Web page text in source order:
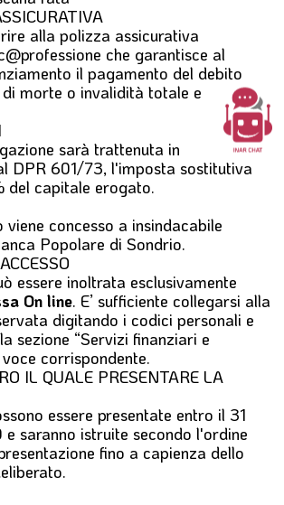
alla polizza assicurativa
che garantisce al
il pagamento del debito
morte o invalidità totale e
sarà trattenuta in
DPR 601/73, l'imposta sostitutiva
capitale erogato.
viene concesso a insindacabile
Popolare di Sondrio.
essere inoltrata esclusivamente
On line. E’ sufficiente collegarsi alla
digitando i codici personali e
sezione “Servizi finanziari e
corrispondente.
IL QUALE PRESENTARE LA
essere presentate entro il 31
saranno istruite secondo l'ordine
fino a capienza dello